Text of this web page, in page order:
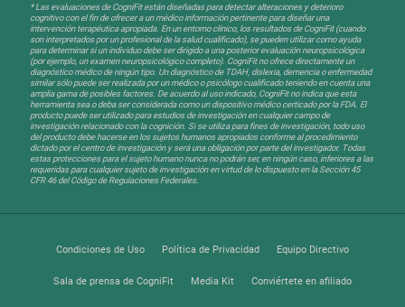
* Las evaluaciones de CogniFit están diseñadas para detectar alteraciones y deterioro
cognitivo con el fin de ofrecer a un médico información pertinente para diseñar una
intervención terapéutica apropiada. En un entorno clínico, los resultados de CogniFit (cuando
son interpretados por un profesional de la salud cualificado), se pueden utilizar como ayuda
para determinar si un individuo debe ser dirigido a una posterior evaluación neuropsicológica
(por ejemplo, un examen neuropsicológico completo). CogniFit no ofrece directamente un
diagnóstico médico de ningún tipo. Un diagnóstico de TDAH, dislexia, demencia o enfermedad
similar sólo puede ser realizada por un médico o psicólogo cualificado teniendo en cuenta una
amplia gama de posibles factores. De acuerdo al uso indicado, CogniFit no indica que esta
herramienta sea o deba ser considerada como un dispositivo médico certicado por la FDA. El
producto puede ser utilizado para estudios de investigación en cualquier campo de
investigación relacionado con la cognición. Si se utiliza para fines de investigación, todo uso
del producto debe hacerse en los sujetos humanos apropiados conforme al procedimiento
dictado por el centro de investigación y será una obligación por parte del investigador. Todas
estas protecciones para el sujeto humano nunca no podrán ser, en ningún caso, inferiores a las
requeridas para cualquier sujeto de investigación en virtud de lo dispuesto en la Sección 45
CFR 46 del Código de Regulaciones Federales.
Condiciones de Uso Política de Privacidad Equipo Directivo
Sala de prensa de CogniFit Media Kit Conviértete en afiliado